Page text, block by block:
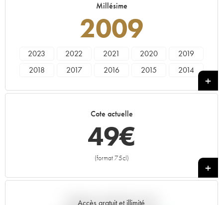
Millésime
2009
2023 2022 2021 2020
2019
2018
2017 2016 2015
2014
Cote actuelle
49€
(format 75cl)
+
Tendance actuelle de la cote